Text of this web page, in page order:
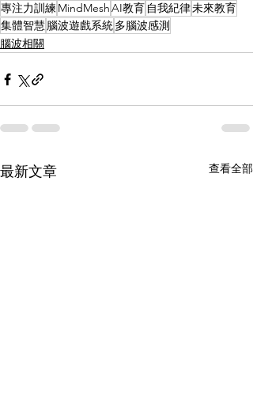
專注力訓練MindMeshAI教育 自我紀律未來教育
集體智慧腦波遊戲系統多腦波感測
腦波相關
最新文章 查看全部